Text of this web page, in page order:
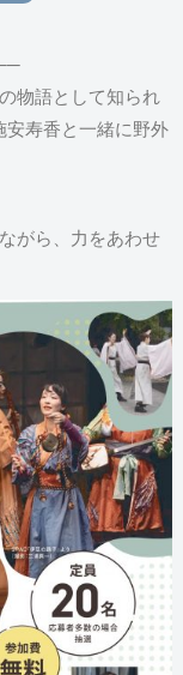
物語として知られ
安寿香と一緒に野外
がら、力をあわせ